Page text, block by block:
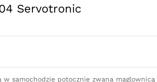
Servotronic
w samochodzie potocznie zwana